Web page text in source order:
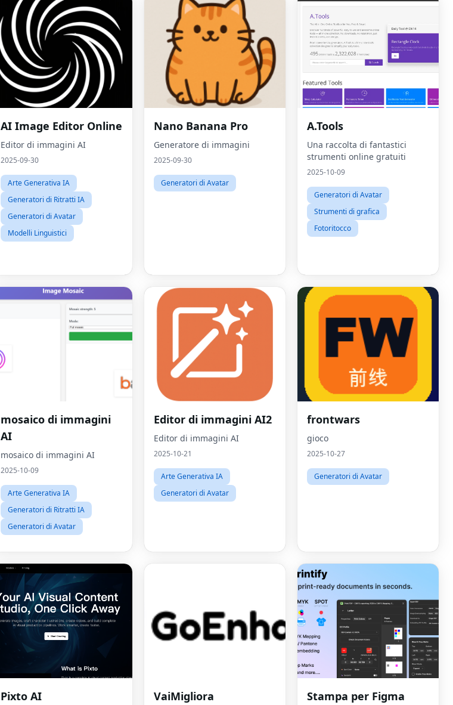
AI Image Editor Online
Editor di immagini AI
2025-09-30
Arte Generativa IA
Generatori di Ritratti IA
Generatori di Avatar
Modelli Linguistici
Nano Banana Pro
Generatore di immagini
2025-09-30
Generatori di Avatar
A.Tools
Una raccolta di fantastici
strumenti online gratuiti
2025-10-09
Generatori di Avatar
Strumenti di grafica
Fotoritocco
mosaico di immagini
AI
mosaico di immagini AI
2025-10-09
Arte Generativa IA
Generatori di Ritratti IA
Generatori di Avatar
Editor di immagini AI2
Editor di immagini AI
2025-10-21
Arte Generativa IA
Generatori di Avatar
frontwars
gioco
2025-10-27
Generatori di Avatar
Pixto AI
VaiMigliora
Stampa per Figma